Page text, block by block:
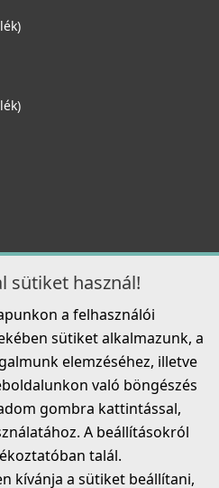
sütiket használ!
a felhasználói
sütiket alkalmazunk, a
elemzéséhez, illetve
való böngészés
gombra kattintással,
A beállításokról
talál.
kívánja a sütiket beállítani,